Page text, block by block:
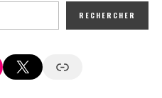
RECHERCHER
X Google News